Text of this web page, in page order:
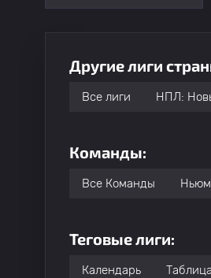
Другие лиги
Все лиги НПЛ:
Команды:
Все Команды
Теговые лиги:
Календарь Таблица